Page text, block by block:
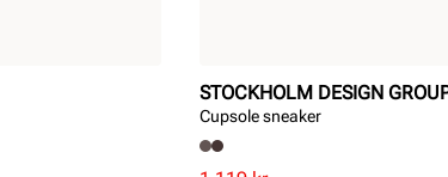
STOCKHOLM DESIGN
Cupsole sneaker